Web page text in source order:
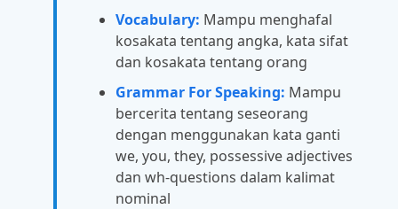
Vocabulary: Mampu menghafal
kosakata tentang angka, kata sifat
dan kosakata tentang orang
Grammar For Speaking: Mampu
bercerita tentang seseorang
dengan menggunakan kata ganti
we, you, they, possessive adjectives
dan wh-questions dalam kalimat
nominal